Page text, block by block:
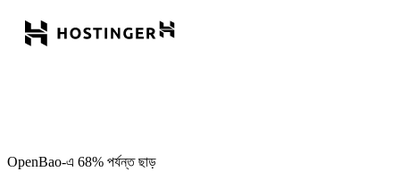
OpenBao-এ 68% পর্যন্ত ছাড়